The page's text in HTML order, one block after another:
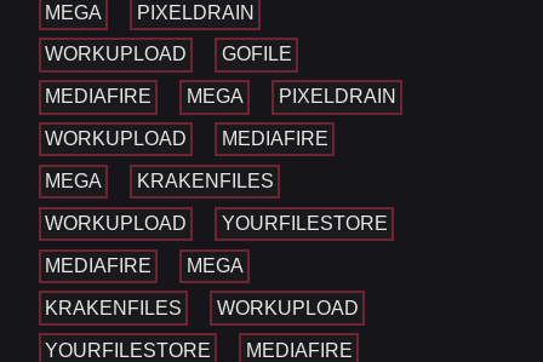
MEGA PIXELDRAIN
WORKUPLOAD GOFILE
MEDIAFIRE MEGA PIXELDRAIN
WORKUPLOAD MEDIAFIRE
MEGA KRAKENFILES
WORKUPLOAD YOURFILESTORE
MEDIAFIRE MEGA
KRAKENFILES WORKUPLOAD
YOURFILESTORE MEDIAFIRE